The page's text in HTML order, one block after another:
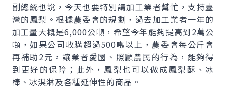
副總統也說，今天也要特別請加工業者幫忙，支持臺
灣的鳳梨。根據農委會的規劃，過去加工業者一年的
加工量大概是6,000公噸，希望今年能夠提高到2萬公
噸，如果公司收購超過500噸以上，農委會每公斤會
再補助2元，讓業者愛國、照顧農民的行為，能夠得
到更好的保障；此外，鳳梨也可以做成鳳梨酥、冰
棒、冰淇淋及各種延伸性的商品。